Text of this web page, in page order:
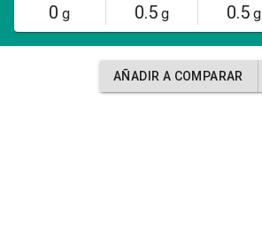
0 g 0.5g 0.5g
AÑADIR A COMPARAR